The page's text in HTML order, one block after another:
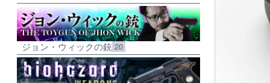
ジョン・ウィックの銃 20